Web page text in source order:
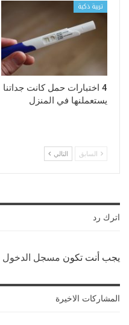
تربية ذكية
4 اختبارات حمل كانت جداتنا
يستعملنها في المنزل
السابق التالي
اترك رد
يجب أنت تكون مسجل الدخول
المشاركات الاخيرة